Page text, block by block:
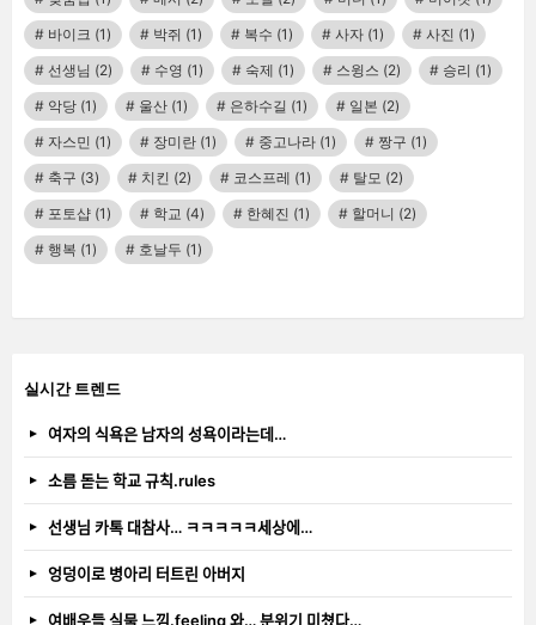
바이크 (1) 박쥐 (1) 복수 (1) 사자 (1) 사진 (1)
선생님 (2) 수영 (1) 숙제 (1) 스윙스 (2) 승리 (1)
악당 (1) 울산 (1) 은하수길 (1) 일본 (2)
자스민 (1) 장미란 (1) 중고나라 (1) 짱구 (1)
축구 (3) 치킨 (2) 코스프레 (1) 탈모 (2)
포토샵 (1) 학교 (4) 한혜진 (1) 할머니 (2)
행복 (1) 호날두 (1)
실시간 트렌드
여자의 식욕은 남자의 성욕이라는데…
소름 돋는 학교 규칙.rules
선생님 카톡 대참사… ㅋㅋㅋㅋㅋ세상에…
엉덩이로 병아리 터트린 아버지
여배우들 실물 느낌.feeling 와… 분위기 미쳤다…